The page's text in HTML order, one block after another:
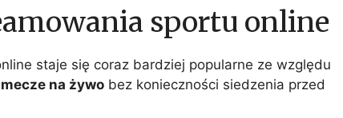
sportu online
staje się coraz bardziej popularne ze względu
na żywo bez konieczności siedzenia przed